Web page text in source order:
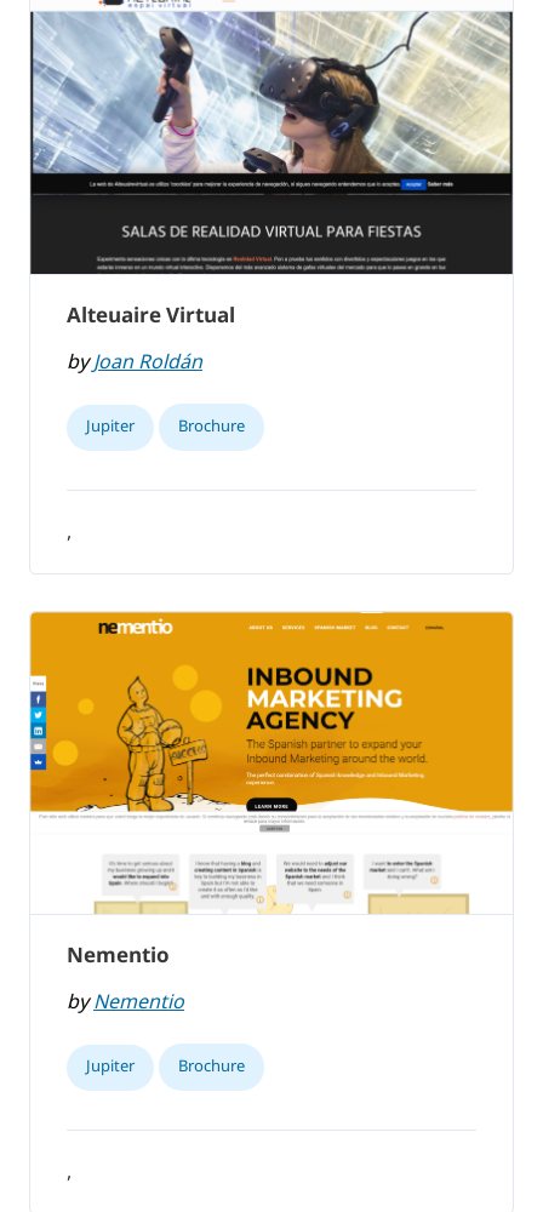
Alteuaire Virtual
byJoan Roldán
Jupiter Brochure
,
Nementio
byNementio
Jupiter Brochure
,